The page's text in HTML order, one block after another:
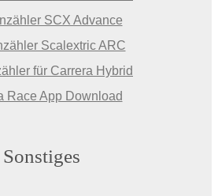
SCX Advance
Scalextric ARC
für Carrera Hybrid
Race App Download
Sonstiges